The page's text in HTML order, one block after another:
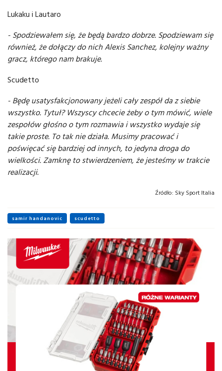
Lukaku i Lautaro
- Spodziewałem się, że będą bardzo dobrze. Spodziewam się
również, że dołączy do nich Alexis Sanchez, kolejny ważny
gracz, którego nam brakuje.
Scudetto
- Będę usatysfakcjonowany jeżeli cały zespół da z siebie
wszystko. Tytuł? Wszyscy chcecie żeby o tym mówić, wiele
zespołów głośno o tym rozmawia i wszystko wydaje się
takie proste. To tak nie działa. Musimy pracować i
poświęcać się bardziej od innych, to jedyna droga do
wielkości. Zamknę to stwierdzeniem, że jesteśmy w trakcie
realizacji.
Źródło: Sky Sport Italia
samir handanovic scudetto